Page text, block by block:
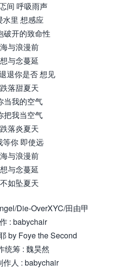
间 呼吸⾬声
⽔⾥ 想感应
破开的致命性
海与浪漫前
想与念蔓延
退你是否 想见
跌落甜夏天
当我的空⽓
把我当空⽓
跌落炎夏天
等你 即使远
海与浪漫前
想与念蔓延
不如坠夏天
Die-OverXYC/田由甲
: babychair
by Foye the Second
统筹 : 魏昊然
作人 : babychair